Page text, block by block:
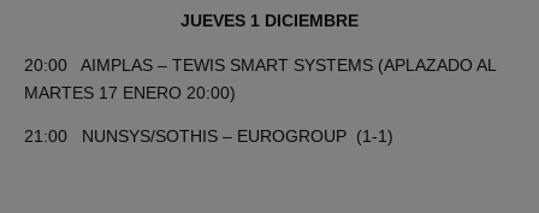
JUEVES 1 DICIEMBRE
20:00 AIMPLAS – TEWIS SMART SYSTEMS (APLAZADO AL
MARTES 17 ENERO 20:00)
21:00 NUNSYS/SOTHIS – EUROGROUP (1-1)